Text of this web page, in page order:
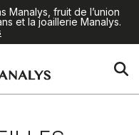
Manalys, fruit de l’union
et la joaillerie Manalys.
d'oreilles